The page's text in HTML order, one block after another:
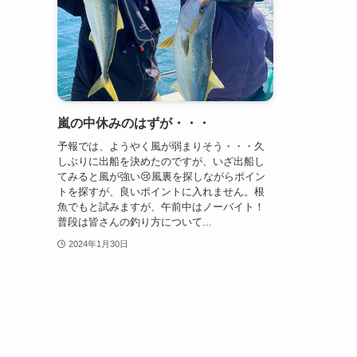
嵐の中休みのはずが・・・
予報では、ようやく風が弱まりそう・・・久
しぶりに出船を決めたのですが、いざ出船し
てみると風が強い😢風裏を探しながらポイン
トを探すが、良いポイントに入れません。根
魚でもと試みますが、午前中はノーバイト！
普段は皆さんの釣り方について...
2024年1月30日